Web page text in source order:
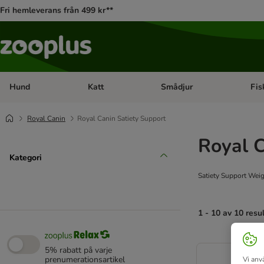
Fri hemleverans från 499 kr**
Hund Open category menu: Hund
Katt Open category menu: Katt
Smådjur
Royal Canin Royal Canin Satiety Support
Kategori
5% rabatt på varje
prenumerationsartikel
Royal
Satiety Support
1 - 10 av 10
product items
Vi